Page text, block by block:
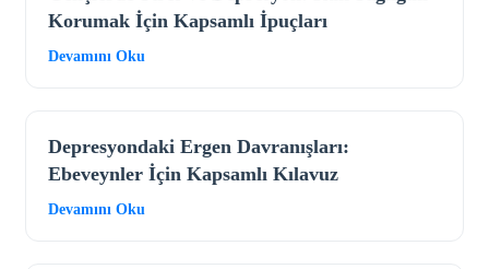
Korumak İçin Kapsamlı İpuçları
Devamını Oku
Depresyondaki Ergen Davranışları:
Ebeveynler İçin Kapsamlı Kılavuz
Devamını Oku